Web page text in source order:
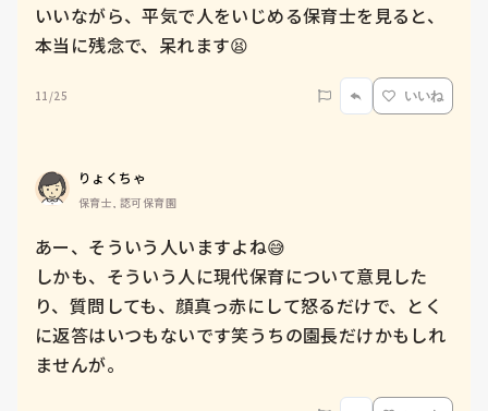
いいながら、平気で人をいじめる保育士を見ると、
本当に残念で、呆れます😫
11/25 いいね
りょくちゃ
保育士, 認可保育園
あー、そういう人いますよね😅
しかも、そういう人に現代保育について意見した
り、質問しても、顔真っ赤にして怒るだけで、とく
に返答はいつもないです笑うちの園長だけかもしれ
ませんが。